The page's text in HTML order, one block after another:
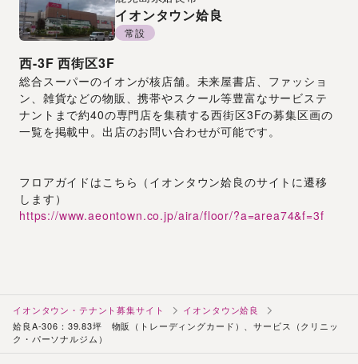
イオンタウン姶良
常設
西-3F 西街区3F
総合スーパーのイオンが核店舗。未来屋書店、ファッショ
ン、雑貨などの物販、携帯やスクール等豊富なサービステ
ナントまで約40の専門店を集積する西街区3Fの募集区画の
一覧を掲載中。出店のお問い合わせが可能です。
フロアガイドはこちら（イオンタウン姶良のサイトに遷移
します）
https://www.aeontown.co.jp/aira/floor/?a=area74&f=3f
イオンタウン・テナント募集サイト
イオンタウン姶良
姶良A-306：39.83坪 物販（トレーディングカード）、サービス（クリニッ
ク・パーソナルジム）